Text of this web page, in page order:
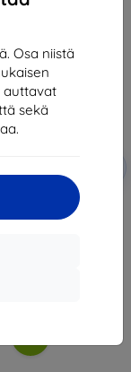
Osa niistä
auttavat
sekä
film for Poco F8
(5903108740616)